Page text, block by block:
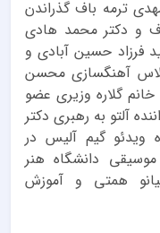
ترمه باف گذراندن
و دکتر محمد هادی
فرزاد حسین آبادی و
آهنگسازی محسن
گلاره وزیری عضو
آلتو به رهبری دکتر
ویدئو گیم آلیس در
دانشگاه هنر
همتی و آموزش